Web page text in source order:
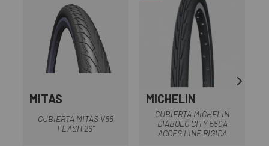
MITAS
CUBIERTA MITAS V66
FLASH 26"
MICHELIN
CUBIERTA MICHELIN
DIABOLO CITY 550A
ACCES LINE RIGIDA